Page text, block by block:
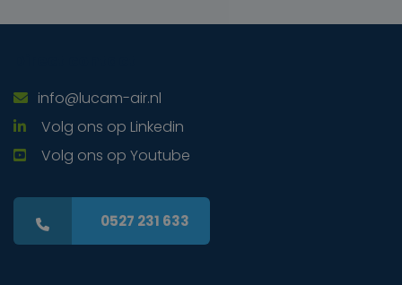
info@lucam-air.nl
Volg ons op Linkedin
Volg ons op Youtube
0527 231 633